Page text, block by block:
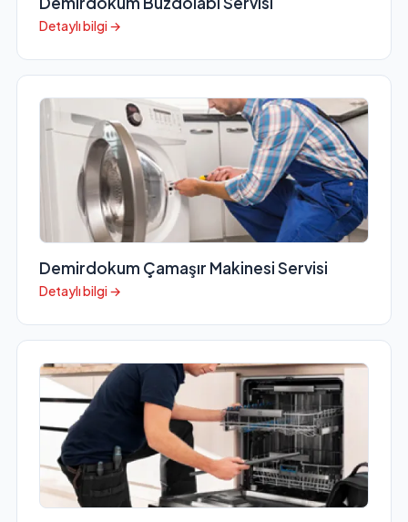
Detaylı bilgi →
Demirdokum Çamaşır Makinesi Servisi
Detaylı bilgi →